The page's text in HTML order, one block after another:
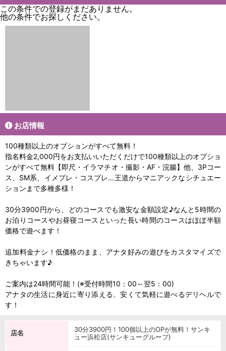
この条件での登録がまだありません。
他の条件でお探しください。
お店情報
100種類以上のオプションがすべて無料！
指名料金2,000円をお支払いいただくだけで100種類以上のオプショ
ンがすべて無料【即尺・イラマチオ・撮影・AF・浣腸】他、3Pコー
ス、SM系、イメプレ・コスプレ…王道からマニアックなシチュエー
ションまで多種多様！
30分3900円から、どのコースでも激安な金額設定♪なんと5時間の
お泊りコースやお昼寝コースといった長い時間のコースはほぼ半額
価格で遊べます！
追加料金ナシ！低価格のまま、アナタ好みの遊びをカスタマイズで
きちゃいます♪
ご案内は24時間可能！(※受付時間10：00～翌5：00)
アナタの生活に身近に寄り添える、安くて気軽に遊べるデリヘルで
す！
店名
30分3900円！100個以上のOPが無料！サンキ
ュー浜松店(サンキューグループ)